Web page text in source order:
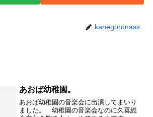
kanegonbrass
あおば幼稚園。
あおば幼稚園の音楽会に出演してまいり
ました。 幼稚園の音楽会なのに久喜総